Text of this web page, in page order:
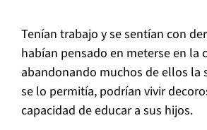
Tenían trabajo y se sentían con
habían pensado en meterse en la
abandonando muchos de ellos la
se lo permitía, podrían vivir
capacidad de educar a sus hijos.